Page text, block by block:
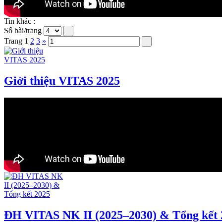
Tin khác :
Số bài/trang
Trang 1 2 3 »
Giới thiệu VITAS 2025
ĐH VITAS NK II (2025–2030) & Tổng kết